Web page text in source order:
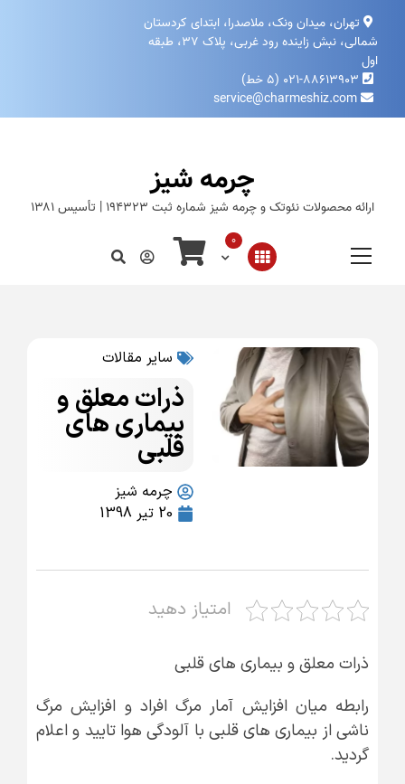
تهران، میدان ونک، ملاصدرا، ابتدای کردستان
شمالی، نبش زاینده‌ رود غربی، پلاک ۳۷، طبقه
اول
۰۲۱-۸۸۶۱۳۹۰۳ (۵ خط)
service@charmeshiz.com
چرمه شیز
ارائه محصولات نئوتک و چرمه شیز شماره ثبت ۱۹۴۳۲۳ | تأسیس ۱۳۸۱
0
سایر مقالات
ذرات معلق و
بیماری های
قلبی
چرمه شیز
20 تیر 1398
امتیاز دهید
ذرات معلق و بیماری های قلبی
رابطه میان افزایش آمار مرگ افراد و افزایش مرگ
ناشی از بیماری های قلبی با آلودگی هوا تایید و اعلام
گردید.